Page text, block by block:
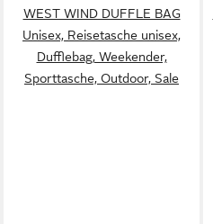
WEST WIND DUFFLE BAG
Unisex, Reisetasche unisex,
Dufflebag, Weekender,
Sporttasche, Outdoor, Sale